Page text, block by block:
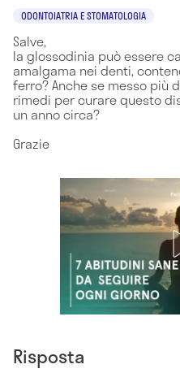
ODONTOIATRIA E STOMATOLOGIA
Salve,
la glossodinia può essere
amalgama nei denti,
ferro? Anche se messo più
rimedi per curare questo
un anno circa?
Grazie
Risposta